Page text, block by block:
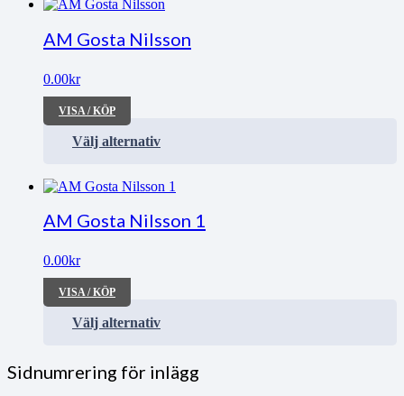
AM Gosta Nilsson
0.00kr
VISA / KÖP
Välj alternativ
AM Gosta Nilsson 1
0.00kr
VISA / KÖP
Välj alternativ
Sidnumrering för inlägg